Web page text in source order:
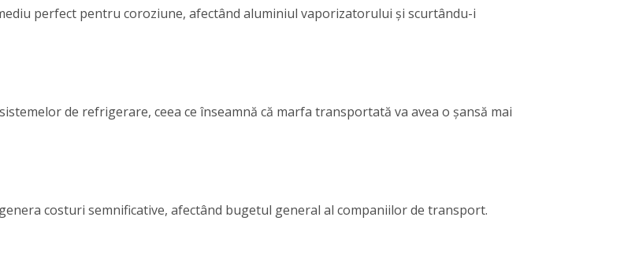
perfect pentru coroziune, afectând aluminiul vaporizatorului și scurtându-i
de refrigerare, ceea ce înseamnă că marfa transportată va avea o șansă mai
costuri semnificative, afectând bugetul general al companiilor de transport.